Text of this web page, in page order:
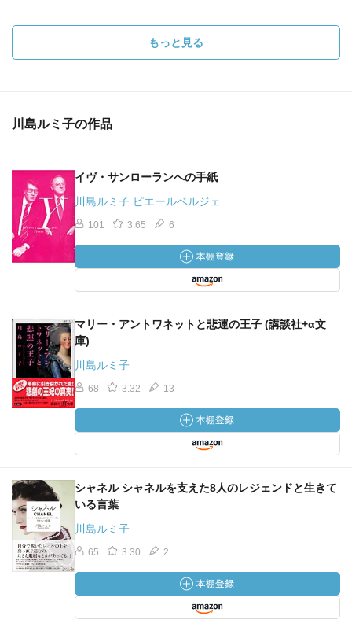
もっと見る
川島ルミ子の作品
イヴ・サンローランへの手紙
川島ルミ子 ピエールベルジェ
101 3.65 6
マリー・アントワネットと悲運の王子 (講談社+α文
庫)
川島ルミ子
68 3.32 13
シャネル シャネルを支えた8人のレジェンドと生きて
いる言葉
川島ルミ子
65 3.30 2